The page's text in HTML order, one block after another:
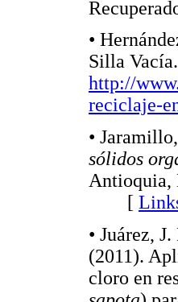
•
Silla
http://
reciclaje-
•
sólidos
Antioquia,
[
• Juárez,
(2011).
cloro en